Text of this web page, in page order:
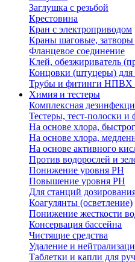
Заглушка с резьбой
Крестовина
Кран с электроприводом
Краны шаговые, затворы
Фланцевое соединение
Клей, обезжириватель
Концовки (штуцеры) для
Трубы и фитинги НПВХ
Химия и тестеры
Комплексная
Тестеры, тест-полоски и
На основе хлора,
На основе хлора,
На основе активного
Против водорослей и
Понижение уровня РН
Повышение уровня РН
Для станций
Коагулянты (осветление)
Понижение жесткости
Консервация бассейна
Чистящие средства
Удаление и
Таблетки и капли для